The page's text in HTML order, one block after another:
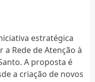
estratégica
Rede de Atenção à
A proposta é
a criação de novos